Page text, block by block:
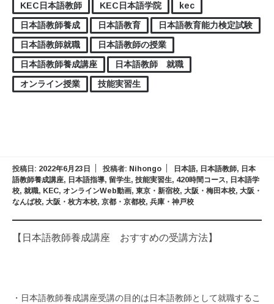
KEC日本語教師
KEC日本語学院
kec
日本語教師養成
日本語教育
日本語教育能力検定試験
日本語教師就職
日本語教師の授業
日本語教師養成講座
日本語教師 就職
オンライン授業
技能実習生
投稿日: 2022年6月23日 投稿者: Nihongo 日本語, 日本語教師, 日本
語教師養成講座, 日本語指導, 留学生, 技能実習生, 420時間コース, 日本語学
校, 就職, KEC, オンラインWeb動画, 東京・新宿校, 大阪・梅田本校, 大阪・
なんば校, 大阪・枚方本校, 京都・京都校, 兵庫・神戸校
【日本語教師養成講座 おすすめの受講方法】
・日本語教師養成講座受講の目的は日本語教師として就職するこ